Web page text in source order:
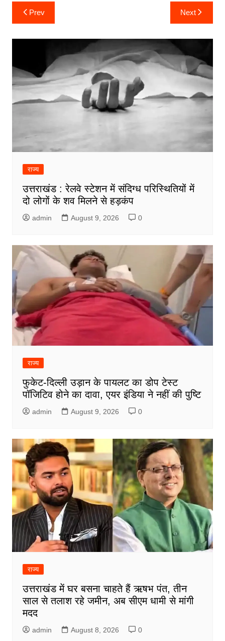
Post
navigation
Prev Next
राज्य
उत्तराखंड : रेलवे स्टेशन में संदिग्ध परिस्थितियों में
दो लोगों के शव मिलने से हड़कंप
admin August 9, 2026 0
राज्य
फुकेट-दिल्ली उड़ान के पायलट का डोप टेस्ट
पॉजिटिव होने का दावा, एयर इंडिया ने नहीं की पुष्टि
admin August 9, 2026 0
राज्य
उत्तराखंड में घर बसना चाहते हैं ऋषभ पंत, तीन
साल से तलाश रहे जमीन, अब सीएम धामी से मांगी
मदद
admin August 8, 2026 0